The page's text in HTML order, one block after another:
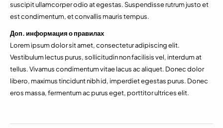
suscipit ullamcorper odio at egestas. Suspendisse rutrum justo et
est condimentum, et convallis mauris tempus.
Доп. информация о правилах
Lorem ipsum dolor sit amet, consectetur adipiscing elit.
Vestibulum lectus purus, sollicitudin non facilisis vel, interdum at
tellus. Vivamus condimentum vitae lacus ac aliquet. Donec dolor
libero, maximus tincidunt nibh id, imperdiet egestas purus. Donec
eros massa, fermentum ac purus eget, porttitor ultrices elit.